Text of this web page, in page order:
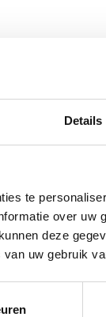
Details
te
over
deze
uw gebruik